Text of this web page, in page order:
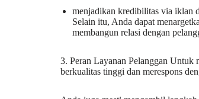
menjadikan kredibilitas via iklan
Selain itu, Anda dapat
membangun relasi dengan
3. Peran Layanan Pelanggan Untuk
berkualitas tinggi dan merespons